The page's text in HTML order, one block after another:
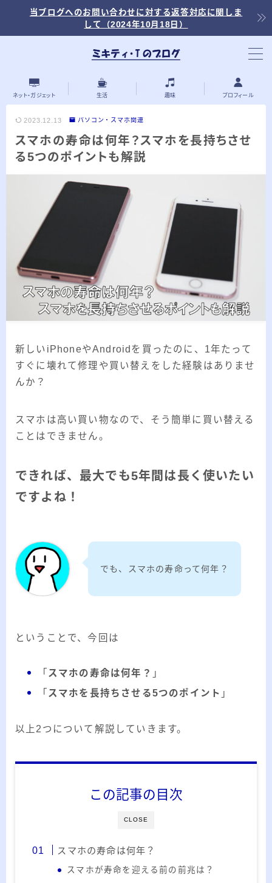
当ブログへのお問い合わせに対する返答対応に関しま
して（2024年10月18日）
最近の投稿
「浅羽ビオトープ」で野鳥観察 ～2026年
2026.03.30
「秋ヶ瀬公園」春の野鳥観察 ～2026年3
2026.03.08
「見沼自然公園」で野鳥観察 ～2026年3
月～
2026.03.02
「さくら草公園」草焼き後の野鳥観察 ～
2026.01.21
2026年の「川島町の白鳥」初撮り
カテゴリー
アーカイブ
ー
カ
イ
RSS
みきてぃ
20代のブロガーです。IT・インターネット関連
を書いています。
≫詳しいプロフィールを見る
ネット・ガジェット 生活 趣味 プロフィール
2023.12.13 パソコン・スマホ関連
スマホの寿命は何年？スマホを長持ちさせ
る5つのポイントも解説
新しいiPhoneやAndroidを買ったのに、1年たって
すぐに壊れて修理や買い替えをした経験はありませ
んか？
スマホは高い買い物なので、そう簡単に買い替える
ことはできません。
できれば、最大でも5年間は長く使いたい
ですよね！
でも、スマホの寿命って何年？
ということで、今回は
「 スマホの寿命は何年？ 」
「 スマホを長持ちさせる5つのポイント 」
以上2つについて解説していきます。
CLOSE
この記事の目次
スマホの寿命は何年？
スマホが寿命を迎える前の前兆は？